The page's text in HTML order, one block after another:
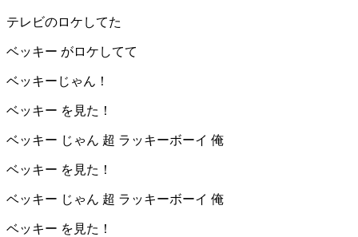
テレビのロケしてた
ベッキー がロケしてて
ベッキーじゃん！
ベッキー を見た！
ベッキー じゃん 超 ラッキーボーイ 俺
ベッキー を見た！
ベッキー じゃん 超 ラッキーボーイ 俺
ベッキー を見た！